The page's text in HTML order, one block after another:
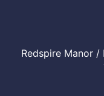
Redspire Manor